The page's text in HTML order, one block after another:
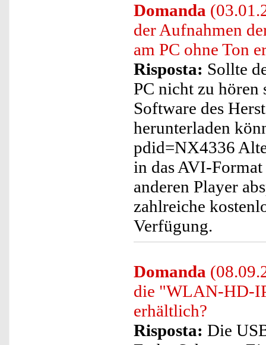
Domanda
der Aufnahmen
am PC ohne Ton
Risposta: Sollte
PC nicht zu hören
Software des
herunterladen
pdid=NX4336
in das AVI-
anderen Player
zahlreiche
Verfügung.
Domanda
die "WLAN-HD-
erhältlich?
Risposta: Die